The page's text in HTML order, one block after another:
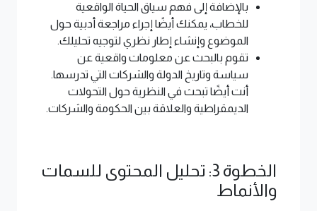
بالإضافة إلى فهم سياق الحياة الواقعية
للخطاب، يمكنك أيضًا إجراء مراجعة أدبية حول
الموضوع وإنشاء إطار نظري لتوجيه تحليلك.
تقوم بالبحث عن معلومات واقعية عن
سياسة وتاريخ الدولة والشركات التي تدرسها.
أنت أيضًا تبحث في النظرية حول التحولات
الديمقراطية والعلاقة بين الحكومة والشركات.
الخطوة 3: تحليل المحتوى للسمات
والأنماط